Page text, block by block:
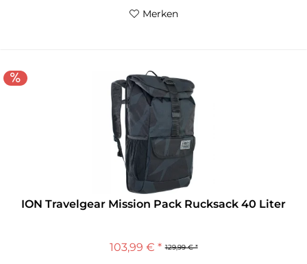
Merken
ION Travelgear Mission Pack Rucksack 40 Liter
129,99 € *
103,99 € *